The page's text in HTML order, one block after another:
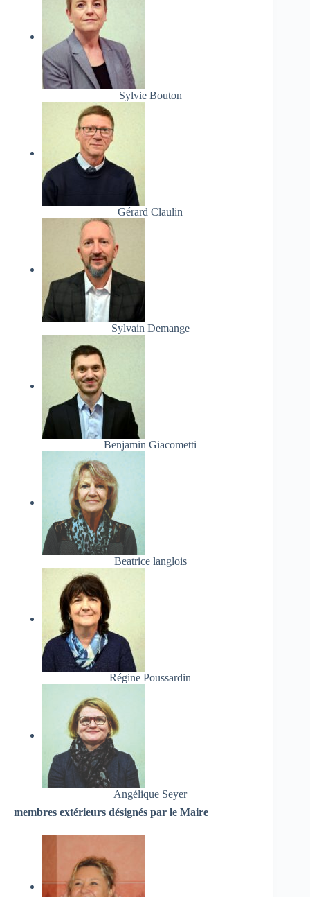
Sylvie Bouton
Gérard Claulin
Sylvain Demange
Benjamin Giacometti
Beatrice langlois
Régine Poussardin
Angélique Seyer
membres extérieurs désignés par le Maire